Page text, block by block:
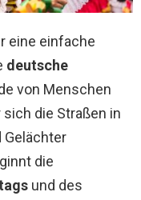
eine einfache
deutsche
von Menschen
die Straßen in
Gelächter
die
und des